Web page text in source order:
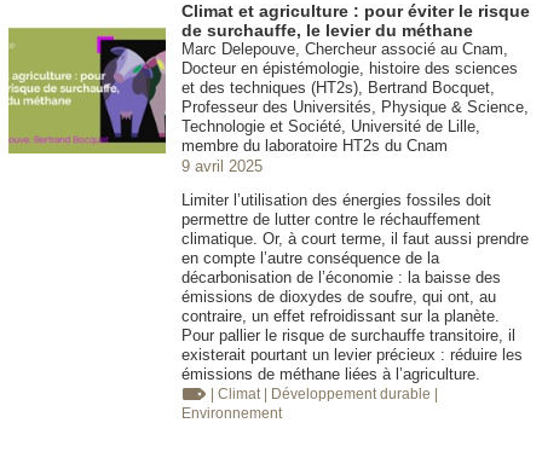
Climat et agriculture : pour éviter le risque
de surchauffe, le levier du méthane
Marc Delepouve, Chercheur associé au Cnam,
Docteur en épistémologie, histoire des sciences
et des techniques (HT2s), Bertrand Bocquet,
Professeur des Universités, Physique & Science,
Technologie et Société, Université de Lille,
membre du laboratoire HT2s du Cnam
9 avril 2025
Limiter l’utilisation des énergies fossiles doit
permettre de lutter contre le réchauffement
climatique. Or, à court terme, il faut aussi prendre
en compte l’autre conséquence de la
décarbonisation de l’économie : la baisse des
émissions de dioxydes de soufre, qui ont, au
contraire, un effet refroidissant sur la planète.
Pour pallier le risque de surchauffe transitoire, il
existerait pourtant un levier précieux : réduire les
émissions de méthane liées à l’agriculture.
| Climat | Développement durable
Environnement